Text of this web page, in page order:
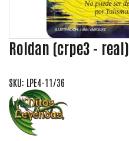
Roldan (crpe3 - real)
SKU: LPE4-11/36